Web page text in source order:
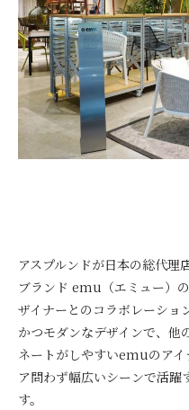
アスプルンドが日本の総代理
ブランド emu（エミュー）
ザイナーとのコラボレーショ
かつモダンなデザインで、他
ネートがしやすいemuのア
ア問わず幅広いシーンで活躍
す。